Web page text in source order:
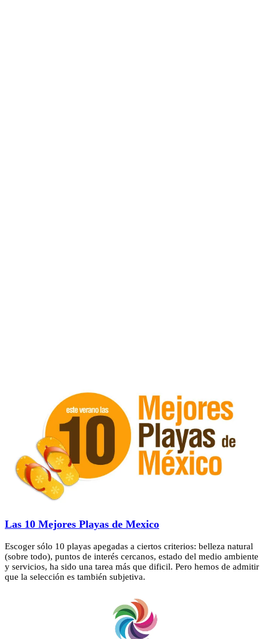
Las 10 Mejores Playas de Mexico
Escoger sólo 10 playas apegadas a ciertos criterios: belleza natural
(sobre todo), puntos de interés cercanos, estado del medio ambiente
y servicios, ha sido una tarea más que dificil. Pero hemos de admitir
que la selección es también subjetiva.